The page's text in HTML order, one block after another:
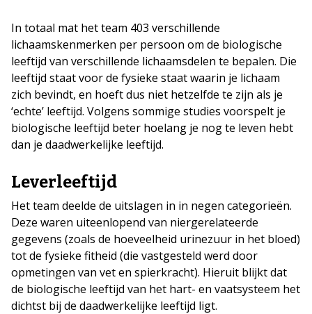
In totaal mat het team 403 verschillende
lichaamskenmerken per persoon om de biologische
leeftijd van verschillende lichaamsdelen te bepalen. Die
leeftijd staat voor de fysieke staat waarin je lichaam
zich bevindt, en hoeft dus niet hetzelfde te zijn als je
‘echte’ leeftijd. Volgens sommige studies voorspelt je
biologische leeftijd beter hoelang je nog te leven hebt
dan je daadwerkelijke leeftijd.
Leverleeftijd
Het team deelde de uitslagen in in negen categorieën.
Deze waren uiteenlopend van niergerelateerde
gegevens (zoals de hoeveelheid urinezuur in het bloed)
tot de fysieke fitheid (die vastgesteld werd door
opmetingen van vet en spierkracht). Hieruit blijkt dat
de biologische leeftijd van het hart- en vaatsysteem het
dichtst bij de daadwerkelijke leeftijd ligt.